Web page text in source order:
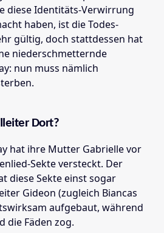
diese Identitäts-Verwirrung
haben, ist die Todes-
gültig, doch stattdessen hat
niederschmetternde
nun muss nämlich
Dort?
hat ihre Mutter Gabrielle vor
Sekte versteckt. Der
diese Sekte einst sogar
Gideon (zugleich Biancas
aufgebaut, während
die Fäden zog.